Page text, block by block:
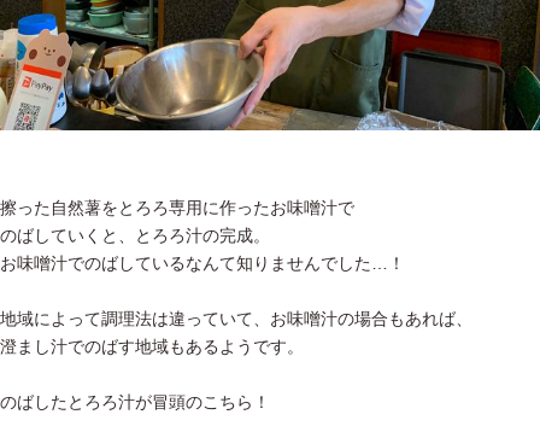
擦った自然薯をとろろ専用に作ったお味噌汁で
のばしていくと、とろろ汁の完成。
お味噌汁でのばしているなんて知りませんでした…！
地域によって調理法は違っていて、お味噌汁の場合もあれば、
澄まし汁でのばす地域もあるようです。
のばしたとろろ汁が冒頭のこちら！